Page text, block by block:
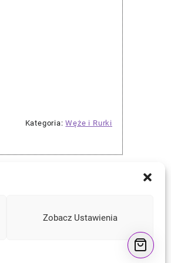
Zobacz Ustawienia
Kategoria:Węże i Rurki
Instagram
Facebook
YouTube
Mail